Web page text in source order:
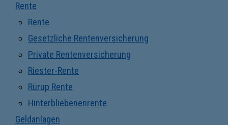
Rente
Rente
Gesetzliche Rentenversicherung
Private Rentenversicherung
Riester-Rente
Rürup Rente
Hinterbliebenenrente
Geldanlagen